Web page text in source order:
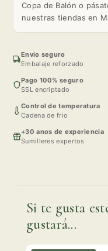
Copa de Balón o
nuestras tiendas en
Envio seguro
Embalaje reforzado
Pago 100% seguro
SSL encriptado
Control de temperatura
Cadena de frio
+30 anos de experiencia
Sumilleres expertos
Si te gusta
gustará...